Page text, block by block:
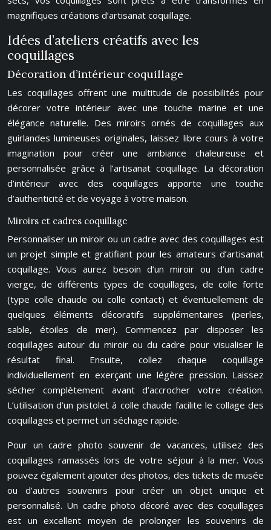
magnifiques créations d’artisanat coquillage.
Idées d’ateliers créatifs avec les
coquillages
Décoration d’intérieur coquillage
Les coquillages offrent une multitude de possibilités pour
décorer votre intérieur avec une touche marine et une
élégance naturelle. Des miroirs ornés de coquillages aux
guirlandes lumineuses originales, laissez libre cours à votre
imagination pour créer une ambiance chaleureuse et
personnalisée grâce à l’artisanat coquillage. La décoration
d’intérieur avec des coquillages apporte une touche
d’authenticité et de voyage à votre maison.
Miroirs et cadres coquillage
Personnaliser un miroir ou un cadre avec des coquillages est
un projet simple et gratifiant pour les amateurs d’artisanat
coquillage. Vous aurez besoin d’un miroir ou d’un cadre
vierge, de différents types de coquillages, de colle forte
(type colle chaude ou colle contact) et éventuellement de
quelques éléments décoratifs supplémentaires (perles,
sable, étoiles de mer). Commencez par disposer les
coquillages autour du miroir ou du cadre pour visualiser le
résultat final. Ensuite, collez chaque coquillage
individuellement en exerçant une légère pression. Laissez
sécher complètement avant d’accrocher votre création.
L’utilisation d’un pistolet à colle chaude facilite le collage des
coquillages et permet un séchage rapide.
Pour un cadre photo souvenir de vacances, utilisez des
coquillages ramassés lors de votre séjour à la mer. Vous
pouvez également ajouter des photos, des tickets de musée
ou d’autres souvenirs pour créer un objet unique et
personnalisé. Un cadre photo décoré avec des coquillages
est un excellent moyen de prolonger les souvenirs de